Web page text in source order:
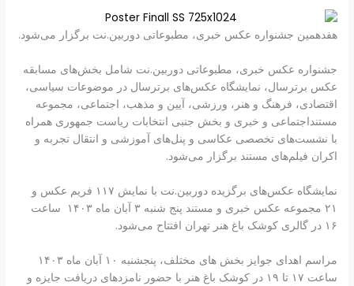
هفدهمین جشنواره عکس خبری، مطبوعاتی دوربین.نت برگزار می‌شود.
جشنواره عکس خبری، مطبوعاتی دوربین.نت شامل بخش‌های مسابقه
عکس برترسال، نمایشگاه عکس‌های برترسال در موضوعات سیاسی،
اقتصادی، فرهنگ و هنر، ورزشی، آیین و مذهب، اجتماعی، مجموعه
مستنداجتماعی و خبری و بخش جنبی انتخابات ریاست جمهوری همراه
با نشست‌های تخصصی عکاسی و پنل‌های آموزشی و انتقال تجربه و
اکران فیلم‌های مستند برگزار می‌شود.
نمایشگاه عکس‌های برگزیده دوربین.نت با نمایش ۱۱۷ فریم عکس و
۲۱ مجموعه عکس خبری و مستند پنج شنبه ۳ آبان ماه ۱۴۰۳ ساعت
۱۶ در گالری کوشک باغ هنر تهران افتتاح می‌شود.
مراسم اهدای جوایز بخش های مختلف، پنجشنبه ۱۰ آبان ماه ۱۴۰۳
ساعت ۱۷ تا ۱۹ در کوشک باغ هنر با حضور نامزدهای دریافت جایزه و